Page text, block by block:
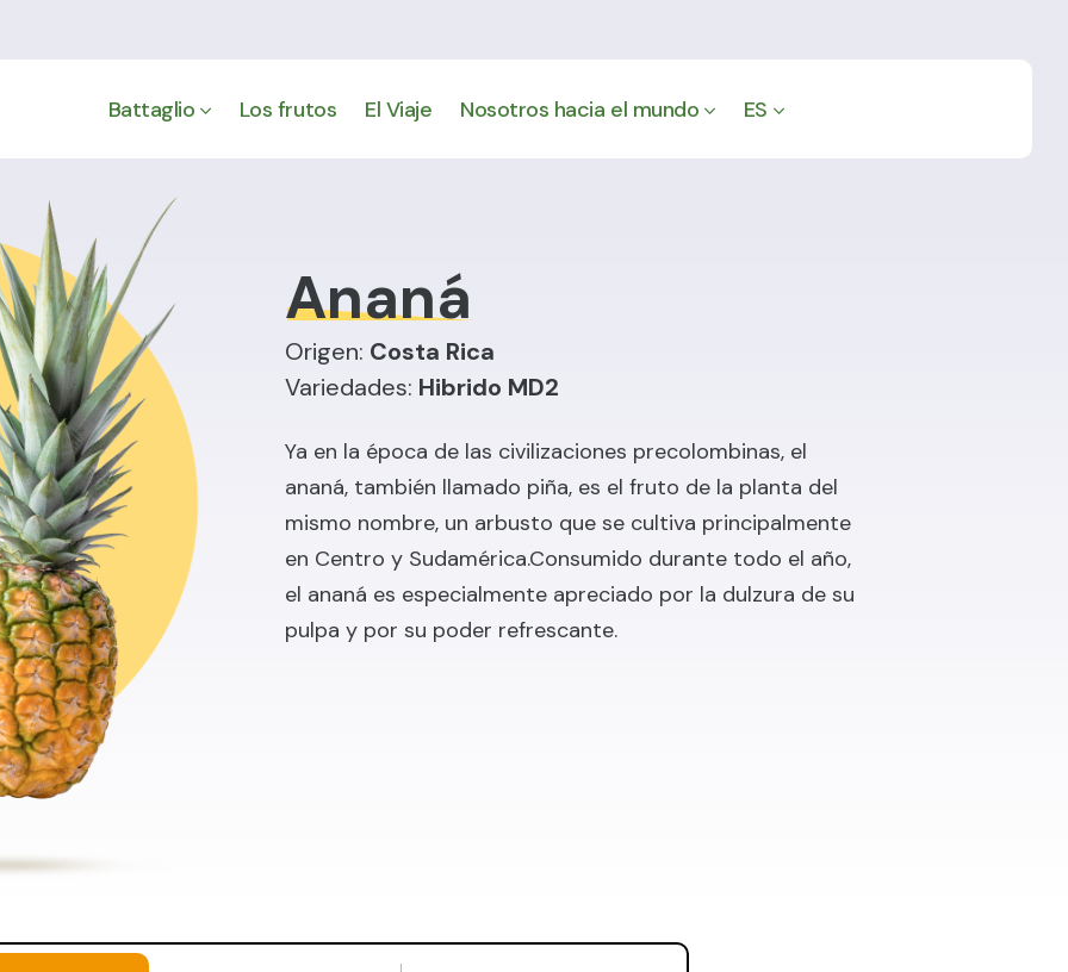
Battaglio Los frutos El Viaje Nosotros hacia el mundo ES
Ananá
Origen: Costa Rica
Variedades: Hibrido MD2
Ya en la época de las civilizaciones precolombinas, el
ananá, también llamado piña, es el fruto de la planta del
mismo nombre, un arbusto que se cultiva principalmente
en Centro y Sudamérica.Consumido durante todo el año,
el ananá es especialmente apreciado por la dulzura de su
pulpa y por su poder refrescante.